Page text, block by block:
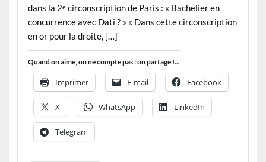
dans la 2ᵉ circonscription de Paris : « Bachelier en
concurrence avec Dati ? » « Dans cette circonscription
en or pour la droite, […]
Quand on aime, on ne compte pas : on partage !...
Imprimer E-mail Facebook
X WhatsApp LinkedIn
Telegram